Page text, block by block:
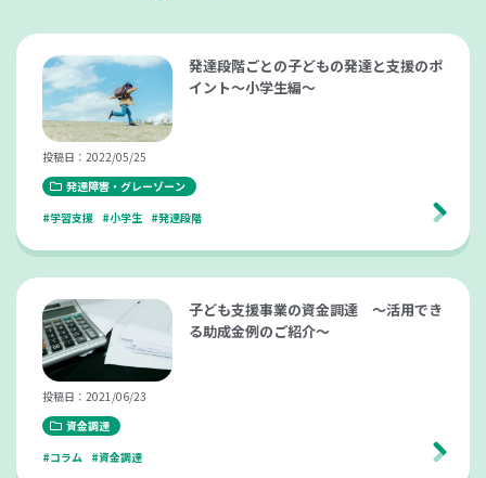
発達段階ごとの子どもの発達と支援のポ
イント～小学生編～
投稿日：2022/05/25
発達障害・グレーゾーン
#学習支援
#小学生 #発達段階
子ども支援事業の資金調達 ～活用でき
る助成金例のご紹介～
投稿日：2021/06/23
資金調達
#コラム
#資金調達